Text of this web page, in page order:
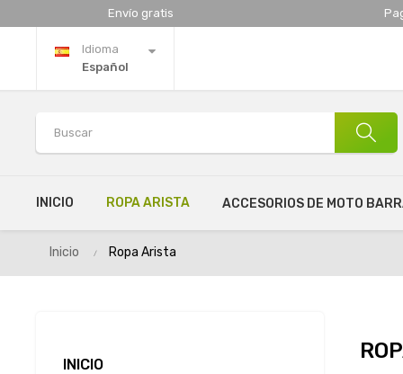
Envío gratis
Idioma
Español
INICIO ROPA ARISTA ACCESORIOS DE MOTO
Inicio Ropa Arista
INICIO